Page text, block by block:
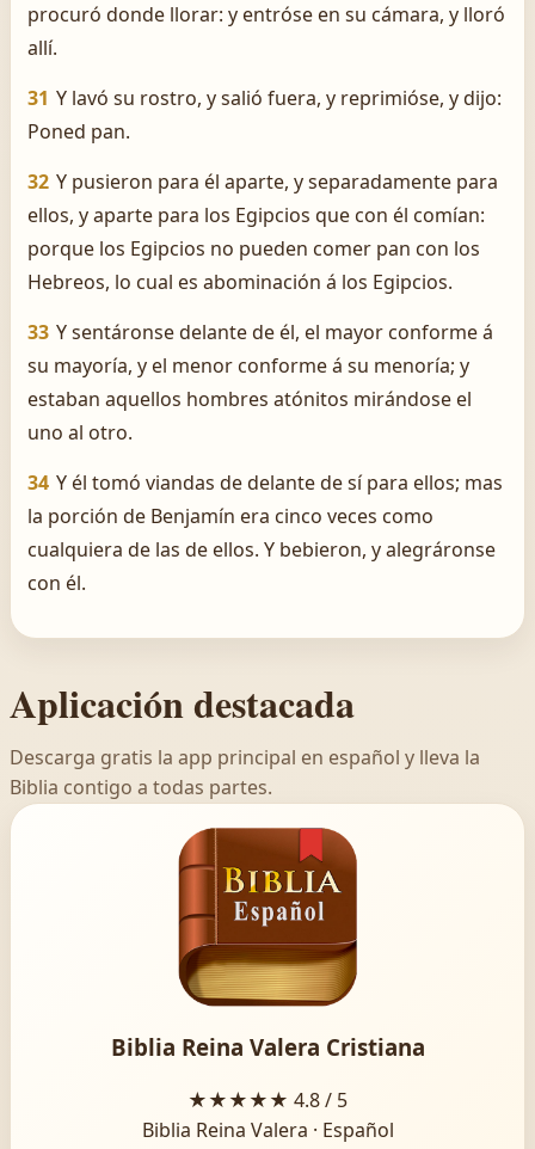
procuró donde llorar: y entróse en su cámara, y lloró
allí.
31 Y lavó su rostro, y salió fuera, y reprimióse, y dijo:
Poned pan.
32 Y pusieron para él aparte, y separadamente para
ellos, y aparte para los Egipcios que con él comían:
porque los Egipcios no pueden comer pan con los
Hebreos, lo cual es abominación á los Egipcios.
33 Y sentáronse delante de él, el mayor conforme á
su mayoría, y el menor conforme á su menoría; y
estaban aquellos hombres atónitos mirándose el
uno al otro.
34 Y él tomó viandas de delante de sí para ellos; mas
la porción de Benjamín era cinco veces como
cualquiera de las de ellos. Y bebieron, y alegráronse
con él.
Aplicación destacada
Descarga gratis la app principal en español y lleva la
Biblia contigo a todas partes.
Biblia Reina Valera Cristiana
★★★★★ 4.8 / 5
Biblia Reina Valera · Español